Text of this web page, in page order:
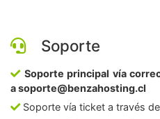
Soporte
Soporte principal vía
a soporte@benzahosting.cl
Soporte vía ticket a través